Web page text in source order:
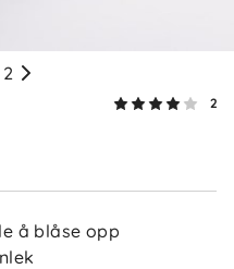
2
2
å blåse opp